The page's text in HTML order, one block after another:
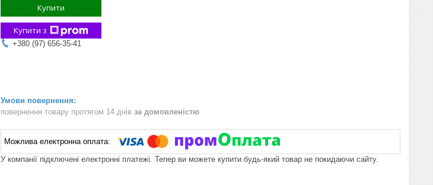
Купити
Купити з
+380 (97) 656-35-41
повернення товару протягом 14 днів за домовленістю
У компанії підключені електронні платежі. Тепер ви можете купити будь-який товар не покидаючи сайту.